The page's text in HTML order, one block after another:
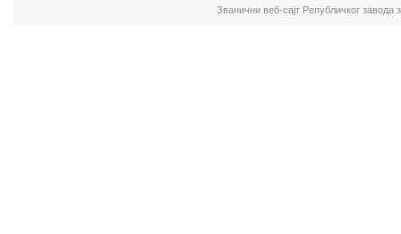
Званични веб-сајт Републичког